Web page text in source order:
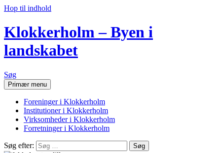
Hop til indhold
Klokkerholm – Byen i
landskabet
Søg
Primær menu
Foreninger i Klokkerholm
Institutioner i Klokkerholm
Virksomheder i Klokkerholm
Forretninger i Klokkerholm
Søg efter: